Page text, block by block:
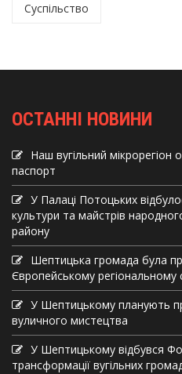
Суспільство
ОСТАННІ НОВИНИ
Наш вугільний мікрорегіон
паспорт
У Палаці Потоцьких
культури та майстрів
району
Шептицька громада була
Європейському регіональному
У Шептицькому планують
вуличного мистецтва
У Шептицькому відбувся
трансформації вугільних